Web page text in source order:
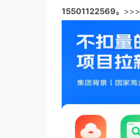
15501122569。 >>>